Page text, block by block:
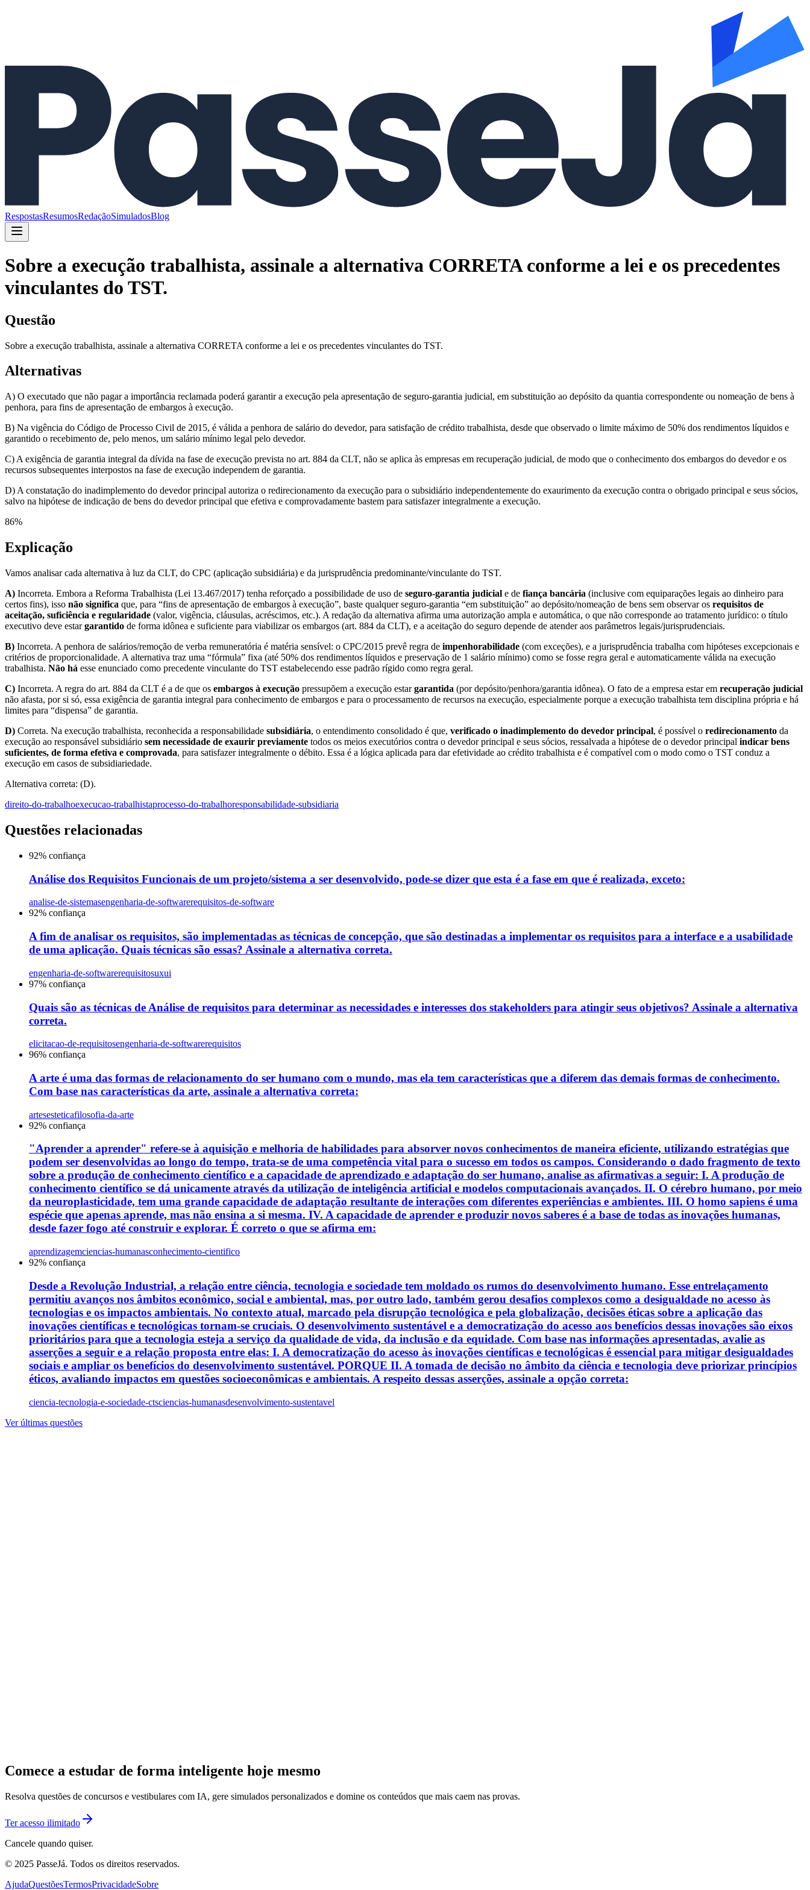
RespostasResumosRedaçãoSimuladosBlog
Sobre a execução trabalhista, assinale a alternativa CORRETA conforme a lei e os precedentes
vinculantes do TST.
Questão
Sobre a execução trabalhista, assinale a alternativa CORRETA conforme a lei e os precedentes vinculantes do TST.
Alternativas
A) O executado que não pagar a importância reclamada poderá garantir a execução pela apresentação de seguro-garantia judicial, em substituição ao depósito da quantia correspondente ou nomeação de bens à
penhora, para fins de apresentação de embargos à execução.
B) Na vigência do Código de Processo Civil de 2015, é válida a penhora de salário do devedor, para satisfação de crédito trabalhista, desde que observado o limite máximo de 50% dos rendimentos líquidos e
garantido o recebimento de, pelo menos, um salário mínimo legal pelo devedor.
C) A exigência de garantia integral da dívida na fase de execução prevista no art. 884 da CLT, não se aplica às empresas em recuperação judicial, de modo que o conhecimento dos embargos do devedor e os
recursos subsequentes interpostos na fase de execução independem de garantia.
D) A constatação do inadimplemento do devedor principal autoriza o redirecionamento da execução para o subsidiário independentemente do exaurimento da execução contra o obrigado principal e seus sócios,
salvo na hipótese de indicação de bens do devedor principal que efetiva e comprovadamente bastem para satisfazer integralmente a execução.
86%
Explicação
Vamos analisar cada alternativa à luz da CLT, do CPC (aplicação subsidiária) e da jurisprudência predominante/vinculante do TST.
A) Incorreta. Embora a Reforma Trabalhista (Lei 13.467/2017) tenha reforçado a possibilidade de uso de seguro-garantia judicial e de fiança bancária (inclusive com equiparações legais ao dinheiro para
certos fins), isso não significa que, para “fins de apresentação de embargos à execução”, baste qualquer seguro-garantia “em substituição” ao depósito/nomeação de bens sem observar os requisitos de
aceitação, suficiência e regularidade (valor, vigência, cláusulas, acréscimos, etc.). A redação da alternativa afirma uma autorização ampla e automática, o que não corresponde ao tratamento jurídico: o título
executivo deve estargarantido de forma idônea e suficiente para viabilizar os embargos (art. 884 da CLT), e a aceitação do seguro depende de atender aos parâmetros legais/jurisprudenciais.
B) Incorreta. A penhora de salários/remoção de verba remuneratória é matéria sensível: o CPC/2015 prevê regra de impenhorabilidade (com exceções), e a jurisprudência trabalha com hipóteses excepcionais e
critérios de proporcionalidade. A alternativa traz uma “fórmula” fixa (até 50% dos rendimentos líquidos e preservação de 1 salário mínimo) como se fosse regra geral e automaticamente válida na execução
trabalhista. Não há esse enunciado como precedente vinculante do TST estabelecendo esse padrão rígido como regra geral.
C) Incorreta. A regra do art. 884 da CLT é a de que os embargos à execução pressupõem a execução estargarantida (por depósito/penhora/garantia idônea). O fato de a empresa estar em recuperação judicial
não afasta, por si só, essa exigência de garantia integral para conhecimento de embargos e para o processamento de recursos na execução, especialmente porque a execução trabalhista tem disciplina própria e há
limites para “dispensa” de garantia.
D) Correta. Na execução trabalhista, reconhecida a responsabilidade subsidiária, o entendimento consolidado é que, verificado o inadimplemento do devedor principal, é possível o redirecionamento da
execução ao responsável subsidiário sem necessidade de exaurir previamente todos os meios executórios contra o devedor principal e seus sócios, ressalvada a hipótese de o devedor principal indicar bens
suficientes, de forma efetiva e comprovada, para satisfazer integralmente o débito. Essa é a lógica aplicada para dar efetividade ao crédito trabalhista e é compatível com o modo como o TST conduz a
execução em casos de subsidiariedade.
Alternativa correta: (D).
direito-do-trabalhoexecucao-trabalhistaprocesso-do-trabalhoresponsabilidade-subsidiaria
Questões relacionadas
92% confiança
Análise dos Requisitos Funcionais de um projeto/sistema a ser desenvolvido, pode-se dizer que esta é a fase em que é realizada, exceto:
analise-de-sistemasengenharia-de-softwarerequisitos-de-software
92% confiança
A fim de analisar os requisitos, são implementadas as técnicas de concepção, que são destinadas a implementar os requisitos para a interface e a usabilidade
de uma aplicação. Quais técnicas são essas? Assinale a alternativa correta.
engenharia-de-softwarerequisitosuxui
97% confiança
Quais são as técnicas de Análise de requisitos para determinar as necessidades e interesses dos stakeholders para atingir seus objetivos? Assinale a alternativa
correta.
elicitacao-de-requisitosengenharia-de-softwarerequisitos
96% confiança
A arte é uma das formas de relacionamento do ser humano com o mundo, mas ela tem características que a diferem das demais formas de conhecimento.
Com base nas características da arte, assinale a alternativa correta:
artesesteticafilosofia-da-arte
92% confiança
"Aprender a aprender" refere-se à aquisição e melhoria de habilidades para absorver novos conhecimentos de maneira eficiente, utilizando estratégias que
podem ser desenvolvidas ao longo do tempo, trata-se de uma competência vital para o sucesso em todos os campos. Considerando o dado fragmento de texto
sobre a produção de conhecimento científico e a capacidade de aprendizado e adaptação do ser humano, analise as afirmativas a seguir: I. A produção de
conhecimento científico se dá unicamente através da utilização de inteligência artificial e modelos computacionais avançados. II. O cérebro humano, por meio
da neuroplasticidade, tem uma grande capacidade de adaptação resultante de interações com diferentes experiências e ambientes. III. O homo sapiens é uma
espécie que apenas aprende, mas não ensina a si mesma. IV. A capacidade de aprender e produzir novos saberes é a base de todas as inovações humanas,
desde fazer fogo até construir e explorar. É correto o que se afirma em:
aprendizagemciencias-humanasconhecimento-cientifico
92% confiança
Desde a Revolução Industrial, a relação entre ciência, tecnologia e sociedade tem moldado os rumos do desenvolvimento humano. Esse entrelaçamento
permitiu avanços nos âmbitos econômico, social e ambiental, mas, por outro lado, também gerou desafios complexos como a desigualdade no acesso às
tecnologias e os impactos ambientais. No contexto atual, marcado pela disrupção tecnológica e pela globalização, decisões éticas sobre a aplicação das
inovações científicas e tecnológicas tornam-se cruciais. O desenvolvimento sustentável e a democratização do acesso aos benefícios dessas inovações são eixos
prioritários para que a tecnologia esteja a serviço da qualidade de vida, da inclusão e da equidade. Com base nas informações apresentadas, avalie as
asserções a seguir e a relação proposta entre elas: I. A democratização do acesso às inovações científicas e tecnológicas é essencial para mitigar desigualdades
sociais e ampliar os benefícios do desenvolvimento sustentável. PORQUE II. A tomada de decisão no âmbito da ciência e tecnologia deve priorizar princípios
éticos, avaliando impactos em questões socioeconômicas e ambientais. A respeito dessas asserções, assinale a opção correta:
ciencia-tecnologia-e-sociedade-ctsciencias-humanasdesenvolvimento-sustentavel
Ver últimas questões
Comece a estudar de forma inteligente hoje mesmo
Resolva questões de concursos e vestibulares com IA, gere simulados personalizados e domine os conteúdos que mais caem nas provas.
Ter acesso ilimitado
Cancele quando quiser.
© 2025 PasseJá. Todos os direitos reservados.
AjudaQuestõesTermosPrivacidadeSobre